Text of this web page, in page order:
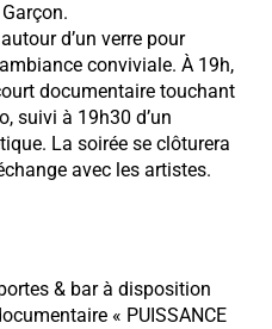
d’un verre pour
conviviale. À 19h,
documentaire touchant
suivi à 19h30 d’un
La soirée se clôturera
avec les artistes.
& bar à disposition
« PUISSANCE